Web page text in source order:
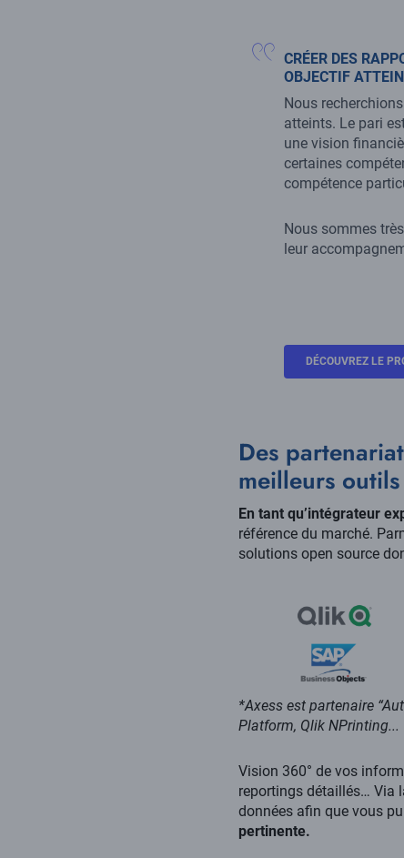
CRÉER DES
OBJECTIF
Nous
atteints. Le pari
une vision
certaines
compétence
Nous sommes
leur
DÉCOUVREZ LE
Des
meilleurs
En tant qu’intégrateur
référence du marché.
solutions open source
*Axess est partenaire
Platform, Qlik NPrinting...
Vision 360° de vos
reportings détaillés… Via
données afin que vous
pertinente.